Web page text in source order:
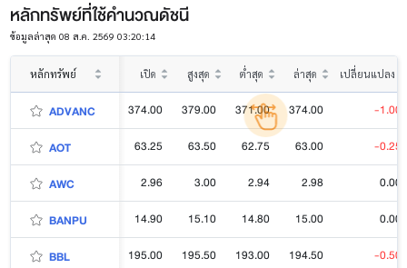
หลักทรัพย์ที่ใช้คำนวณดัชนี
ข้อมูลล่าสุด 08 ส.ค. 2569 03:20:14
หลักทรัพย์ เปิด สูงสุด ต่ำสุด ล่าสุด เปลี่ยนแปลง
ADVANC 374.00 379.00 371.00 374.00 -1.00
AOT 63.25 63.50 62.75 63.00 -0.25
AWC 2.96 3.00 2.94 2.98 0.00
BANPU 14.90 15.10 14.80 15.00 0.00
BBL 195.00 195.50 193.00 194.50 -0.50